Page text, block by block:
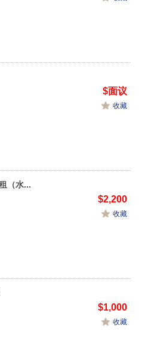
$面议
收藏
（水...
$2,200
收藏
$1,000
收藏